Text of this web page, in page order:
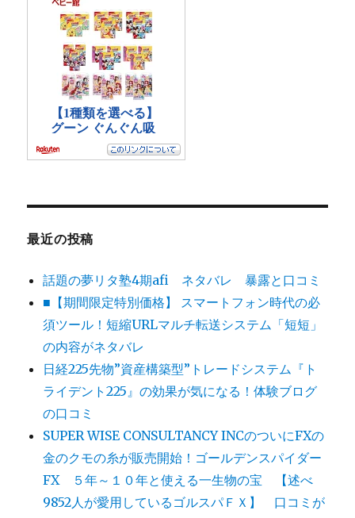
最近の投稿
話題の夢リタ塾4期afi ネタバレ 暴露と口コミ
■【期間限定特別価格】 スマートフォン時代の必
須ツール！短縮URLマルチ転送システム「短短」
の内容がネタバレ
日経225先物”資産構築型”トレードシステム『ト
ライデント225』の効果が気になる！体験ブログ
の口コミ
SUPER WISE CONSULTANCY INCのついにFXの
金のクモの糸が販売開始！ゴールデンスパイダー
FX ５年～１０年と使える一生物の宝 【述べ
9852人が愛用しているゴルスパＦＸ】 口コミが